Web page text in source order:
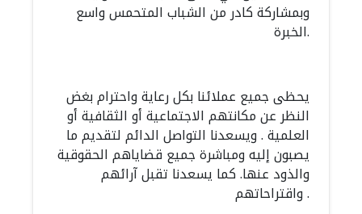
وبمشاركة كادر من الشباب المتحمس واسع
الخبرة.
يحظى جميع عملائنا بكل رعاية واحترام بغض
النظر عن مكانتهم الاجتماعية أو الثقافية أو
العلمية . ويسعدنا التواصل الدائم لتقديم ما
يصبون إليه ومباشرة جميع قضاياهم الحقوقية
والذود عنها. كما يسعدنا تقبل آرائهم
واقتراحاتهم .